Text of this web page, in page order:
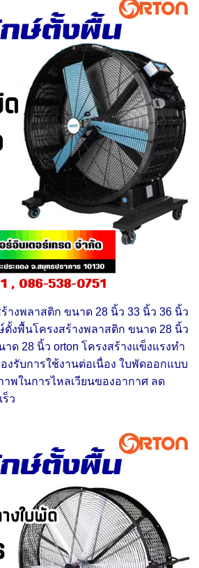
งพลาสติก ขนาด 28 นิ้ว 33 นิ้ว 36 นิ้ว
งพื้นโครงสร้างพลาสติก ขนาด 28 นิ้ว
ด 28 นิ้ว orton โครงสร้างแข็งแรงทำ
รับการใช้งานต่อเนื่อง ใบพัดออกแบบ
พในการไหลเวียนของอากาศ ลด
ว